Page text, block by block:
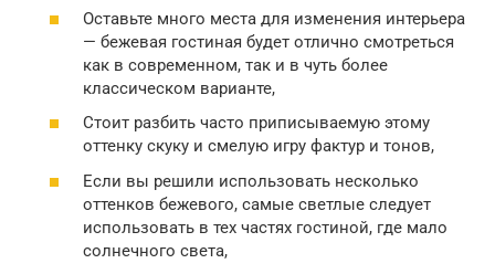
Оставьте много места для изменения интерьера
— бежевая гостиная будет отлично смотреться
как в современном, так и в чуть более
классическом варианте,
Стоит разбить часто приписываемую этому
оттенку скуку и смелую игру фактур и тонов,
Если вы решили использовать несколько
оттенков бежевого, самые светлые следует
использовать в тех частях гостиной, где мало
солнечного света,